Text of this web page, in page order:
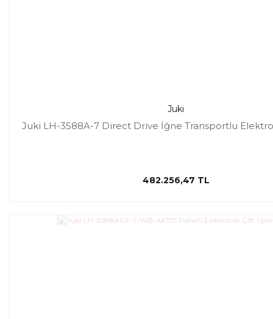
Juki
Juki LH-3588A-7 Direct Drive İğne Transportlu
482.256,47 TL